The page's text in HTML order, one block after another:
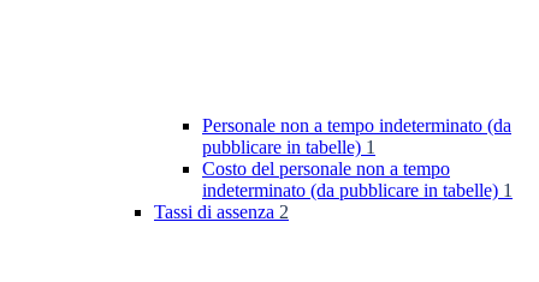
Personale non a tempo indeterminato (da
pubblicare in tabelle) 1
Costo del personale non a tempo
indeterminato (da pubblicare in tabelle) 1
Tassi di assenza 2